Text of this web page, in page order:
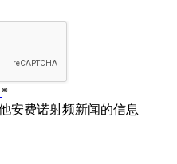
*
安费诺射频新闻的信息